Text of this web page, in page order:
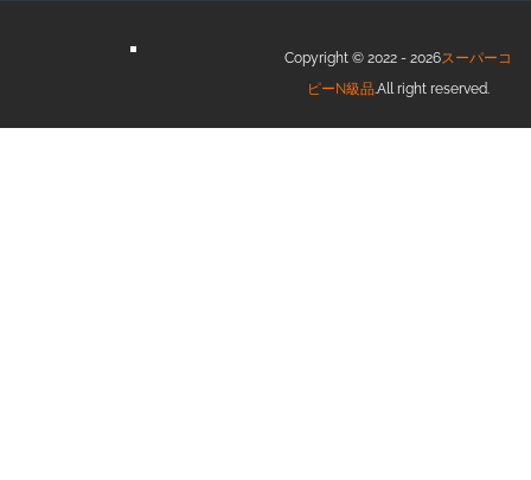
Copyright © 2022 - 2026スーパーコ
ピーN級品.All right reserved.